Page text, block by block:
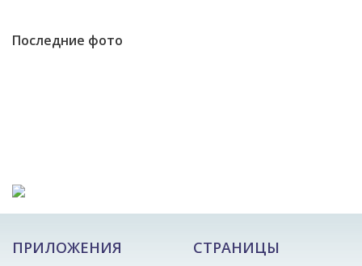
Последние фото
ПРИЛОЖЕНИЯ СТРАНИЦЫ